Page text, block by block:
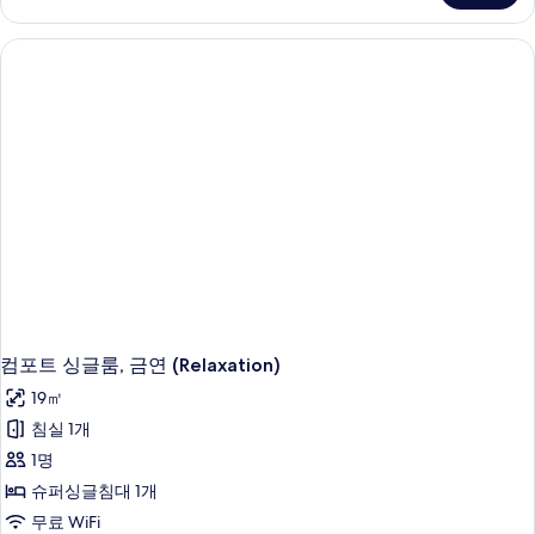
글
룸,
흡
컴포트 싱글룸, 금연 (Relaxation)
19㎡
침실 1개
1명
슈퍼싱글침대 1개
무료 WiFi